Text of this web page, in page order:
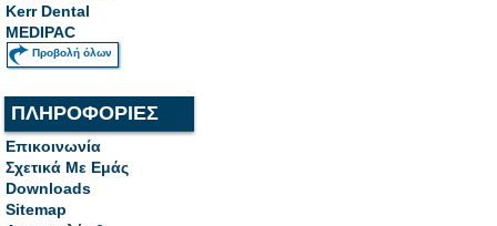
Kerr Dental
MEDIPAC
Προβολή όλων
ΠΛΗΡΟΦΟΡΙΕΣ
Επικοινωνία
Σχετικά Με Εμάς
Downloads
Sitemap